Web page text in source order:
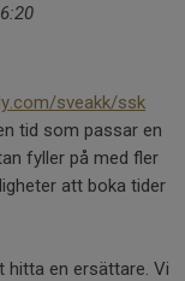
sveakk/ssk
tid som passar en
fyller på med fler
att boka tider
hitta en ersättare. Vi